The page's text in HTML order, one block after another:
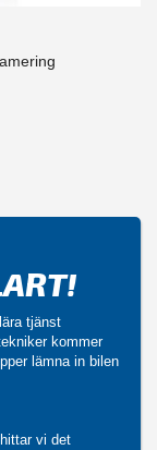
tjänst
kommer
lämna in bilen
vi det